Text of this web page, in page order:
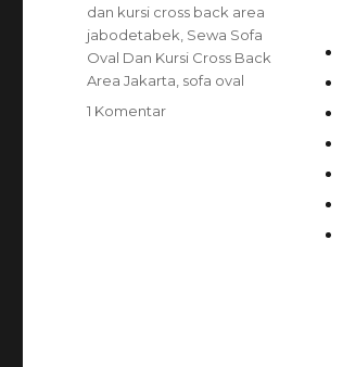
dan kursi cross back area
jabodetabek Sewa Sofa
Oval Dan Kursi Cross Back
Area Jakarta sofa oval
1 Komentarpada